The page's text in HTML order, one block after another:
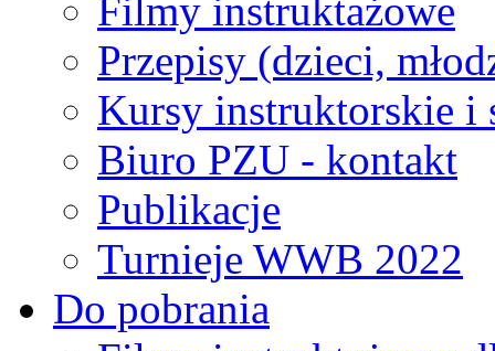
Filmy instruktażowe
Przepisy (dzieci,
Kursy instruktorskie i
Biuro PZU - kontakt
Publikacje
Turnieje WWB 2022
Do pobrania